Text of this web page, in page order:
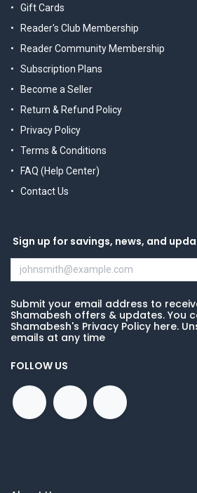
Gift Cards
Reader's Club Membership
Reader Community Membership
Subscription Plans
Become a Seller
Return & Refund Policy
Privacy Policy
Terms & Conditions
FAQ (Help Center)
Contact Us
Sign up for savings, news, and
Submit your email address to
Shamabesh offers & updates. You
Shamabesh's Privacy Policy here.
emails at any time
FOLLOW US